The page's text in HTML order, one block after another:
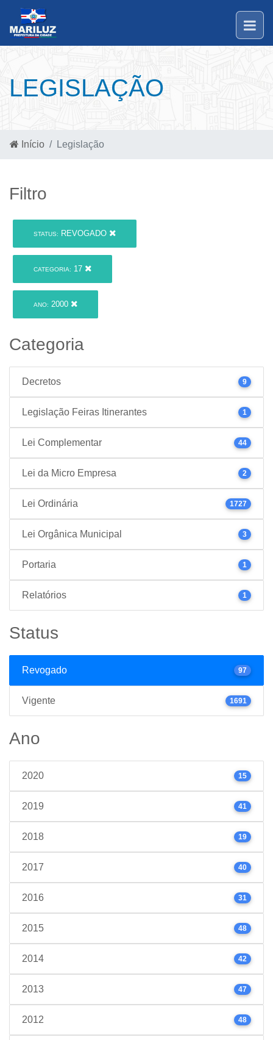
LEGISLAÇÃO
Início Legislação
Filtro
STATUS: REVOGADO
CATEGORIA: 17
ANO: 2000
Categoria
Decretos 9
Legislação Feiras Itinerantes 1
Lei Complementar 44
Lei da Micro Empresa 2
Lei Ordinária 1727
Lei Orgânica Municipal 3
Portaria 1
Relatórios 1
Status
Revogado 97
Vigente 1691
Ano
2020 15
2019 41
2018 19
2017 40
2016 31
2015 48
2014 42
2013 47
2012 48